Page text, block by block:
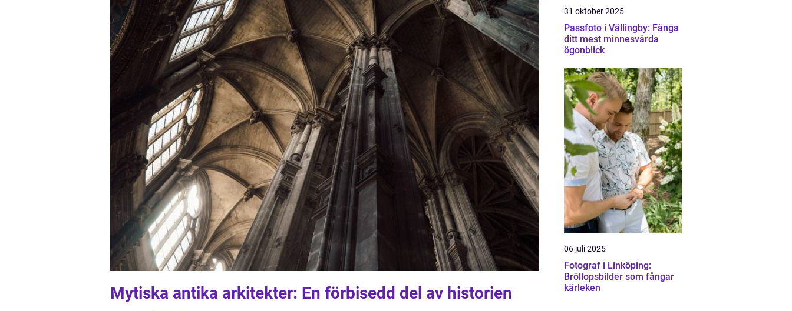
Mytiska antika arkitekter: En förbisedd del av historien
31 oktober 2025
Passfoto i Vällingby: Fånga
ditt mest minnesvärda
ögonblick
06 juli 2025
Fotograf i Linköping:
Bröllopsbilder som fångar
kärleken